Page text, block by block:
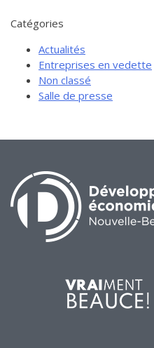
Catégories
Actualités
Entreprises en vedette
Non classé
Salle de presse